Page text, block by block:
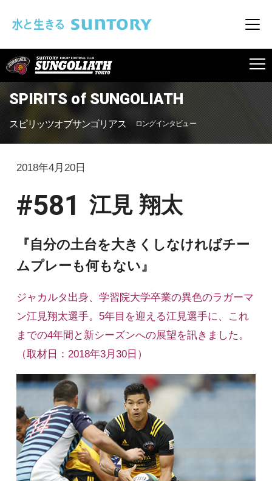
メ
SPIRITS of SUNGOLIATH
スピリッツオブサンゴリアス ロングインタビュー
2018年4月20日
#581 江見 翔太
『自分の土台を大きくしなければチー
ムプレーも何もない』
ジャカルタ出身、学習院大学卒業の異色のラガーマ
ン江見翔太選手。5年目を迎える江見選手に、これ
までの4年間と新シーズンへの展望を訊きました。
（取材日：2018年3月30日）